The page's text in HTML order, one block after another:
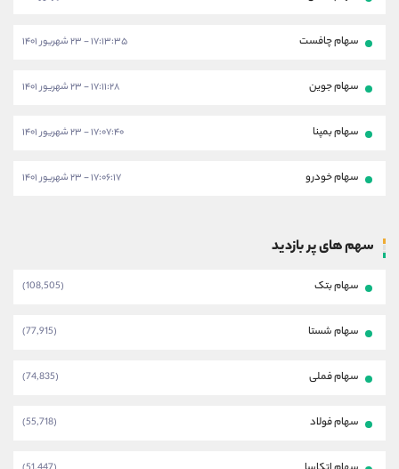
سهام چافست ۱۷:۱۳:۳۵ - ۲۳ شهریور ۱۴۰۱
سهام جوین ۱۷:۱۱:۲۸ - ۲۳ شهریور ۱۴۰۱
سهام بمپنا ۱۷:۰۷:۴۰ - ۲۳ شهریور ۱۴۰۱
سهام خودرو ۱۷:۰۶:۱۷ - ۲۳ شهریور ۱۴۰۱
سهم های پر بازدید
سهام بتک (108,505)
سهام شستا (77,915)
سهام فملی (74,835)
سهام فولاد (55,718)